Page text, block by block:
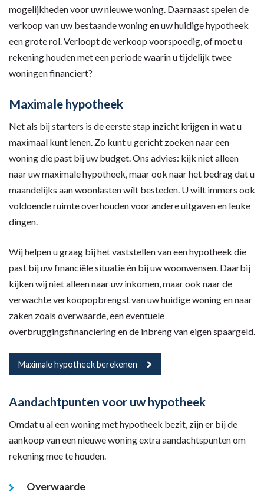
mogelijkheden voor uw nieuwe woning. Daarnaast spelen de
verkoop van uw bestaande woning en uw huidige hypotheek
een grote rol. Verloopt de verkoop voorspoedig, of moet u
rekening houden met een periode waarin u tijdelijk twee
woningen financiert?
Maximale hypotheek
Net als bij starters is de eerste stap inzicht krijgen in wat u
maximaal kunt lenen. Zo kunt u gericht zoeken naar een
woning die past bij uw budget. Ons advies: kijk niet alleen
naar uw maximale hypotheek, maar ook naar het bedrag dat u
maandelijks aan woonlasten wílt besteden. U wilt immers ook
voldoende ruimte overhouden voor andere uitgaven en leuke
dingen.
Wij helpen u graag bij het vaststellen van een hypotheek die
past bij uw financiële situatie én bij uw woonwensen. Daarbij
kijken wij niet alleen naar uw inkomen, maar ook naar de
verwachte verkoopopbrengst van uw huidige woning en naar
zaken zoals overwaarde, een eventuele
overbruggingsfinanciering en de inbreng van eigen spaargeld.
Maximale hypotheek berekenen
Aandachtpunten voor uw hypotheek
Omdat u al een woning met hypotheek bezit, zijn er bij de
aankoop van een nieuwe woning extra aandachtspunten om
rekening mee te houden.
Overwaarde